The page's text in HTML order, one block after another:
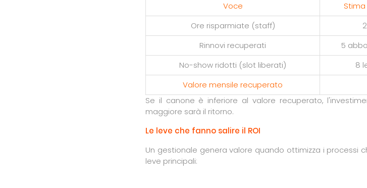
Voce
Ore risparmiate (staff)
Rinnovi recuperati
5
No-show ridotti (slot liberati)
8
Valore mensile recuperato
Se il canone è inferiore al valore recuperato,
maggiore sarà il ritorno.
Le leve che fanno salire il ROI
Un gestionale genera valore quando ottimizza i processi
leve principali: